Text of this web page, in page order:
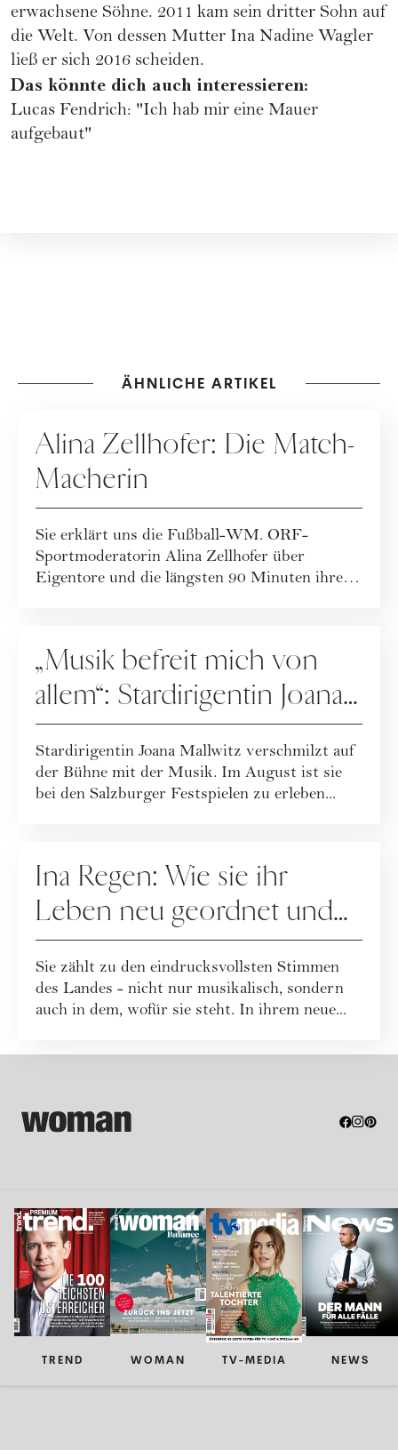
erwachsene Söhne. 2011 kam sein dritter Sohn auf
die Welt. Von dessen Mutter Ina Nadine Wagler
ließ er sich 2016 scheiden.
Das könnte dich auch interessieren:
Lucas Fendrich: "Ich hab mir eine Mauer
aufgebaut"
ÄHNLICHE ARTIKEL
Alina Zellhofer: Die Match-
Macherin
Sie erklärt uns die Fußball-WM. ORF-
Sportmoderatorin Alina Zellhofer über
Eigentore und die längsten 90 Minuten ihres
„Musik befreit mich von
allem“: Stardirigentin Joana
Mallwitz im Interview
Stardirigentin Joana Mallwitz verschmilzt auf
der Bühne mit der Musik. Im August ist sie
bei den Salzburger Festspielen zu erleben...
Ina Regen: Wie sie ihr
Leben neu geordnet und
zu sich selbst gefunden hat
Sie zählt zu den eindrucksvollsten Stimmen
des Landes - nicht nur musikalisch, sondern
auch in dem, wofür sie steht. In ihrem neue...
TREND WOMAN TV-MEDIA NEWS